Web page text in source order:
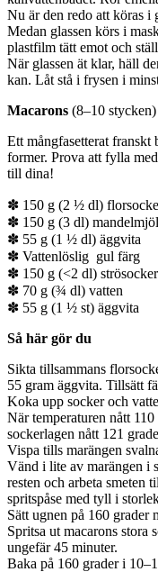
Nu är den redo att köras i
Medan glassen körs i
plastfilm tätt emot och
När glassen ät klar, häll
kan. Låt stå i frysen i
Macarons (8–10 stycken)
Ett mångfasetterat franskt
former. Prova att fylla
till dina!
✽ 150 g (2 ½ dl)
✽ 150 g (3 dl) mandelmjöl
✽ 55 g (1 ½ dl) äggvita
✽ Vattenlöslig gul färg
✽ 150 g (<2 dl) strösocker
✽ 70 g (¾ dl) vatten
✽ 55 g (1 ½ st) äggvita
Så här gör du
Sikta tillsammans
55 gram äggvita. Tillsätt
Koka upp socker och
När temperaturen nått
sockerlagen nått 121
Vispa tills marängen
Vänd i lite av marängen i
resten och arbeta smeten
spritspåse med tyll i
Sätt ugnen på 160 grader
Spritsa ut macarons stora
ungefär 45 minuter.
Baka på 160 grader i